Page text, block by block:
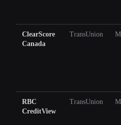
ClearScore
Canada
TransUnion
RBC
CreditView
TransUnion